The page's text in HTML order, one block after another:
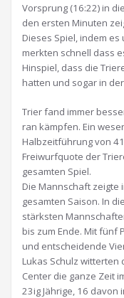
Vorsprung (16:22) in
den ersten Minuten
Dieses Spiel, indem
merkten schnell dass
Hinspiel, dass die
hatten und sogar in
Trier fand immer
ran kämpfen. Ein
Halbzeitführung von
Freiwurfquote der
gesamten Spiel.
Die Mannschaft zeigte
gesamten Saison. In
stärksten
bis zum Ende. Mit fünf
und entscheidende
Lukas Schulz
Center die ganze Zeit
23ig Jährige, 16 davon